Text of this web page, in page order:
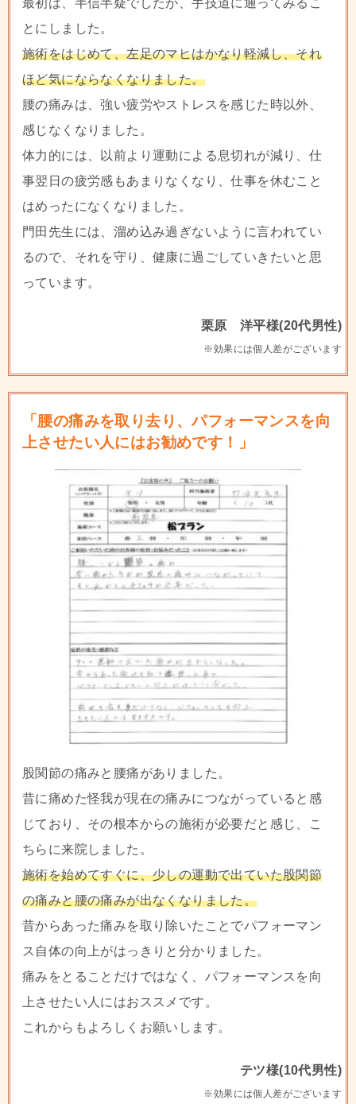
とにしました。
施術をはじめて、左足のマヒはかなり軽減し、それ
ほど気にならなくなりました。
腰の痛みは、強い疲労やストレスを感じた時以外、
感じなくなりました。
体力的には、以前より運動による息切れが減り、仕
事翌日の疲労感もあまりなくなり、仕事を休むこと
はめったになくなりました。
門田先生には、溜め込み過ぎないように言われてい
るので、それを守り、健康に過ごしていきたいと思
っています。
栗原 洋平様(20代男性)
※効果には個人差がございます
「腰の痛みを取り去り、パフォーマンスを向
上させたい人にはお勧めです！」
股関節の痛みと腰痛がありました。
昔に痛めた怪我が現在の痛みにつながっていると感
じており、その根本からの施術が必要だと感じ、こ
ちらに来院しました。
施術を始めてすぐに、少しの運動で出ていた股関節
の痛みと腰の痛みが出なくなりました。
昔からあった痛みを取り除いたことでパフォーマン
ス自体の向上がはっきりと分かりました。
痛みをとることだけではなく、パフォーマンスを向
上させたい人にはおススメです。
これからもよろしくお願いします。
テツ様(10代男性)
※効果には個人差がございます